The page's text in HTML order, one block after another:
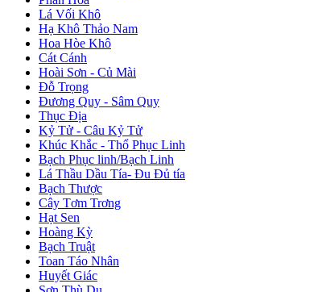
Lá Vối Khô
Hạ Khô Thảo Nam
Hoa Hòe Khô
Cát Cánh
Hoài Sơn - Củ Mài
Đỗ Trọng
Đương Quy - Sâm Quy
Thục Địa
Kỷ Tử - Câu Kỷ Tử
Khúc Khắc - Thổ Phục Linh
Bạch Phục linh/Bạch Linh
Lá Thầu Dầu Tía- Đu Đủ tía
Bạch Thược
Cây Tơm Trơng
Hạt Sen
Hoàng Kỳ
Bạch Truật
Toan Táo Nhân
Huyết Giác